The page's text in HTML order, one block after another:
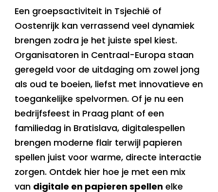
Een groepsactiviteit in Tsjechië of
Oostenrijk kan verrassend veel dynamiek
brengen zodra je het juiste spel kiest.
Organisatoren in Centraal-Europa staan
geregeld voor de uitdaging om zowel jong
als oud te boeien, liefst met innovatieve en
toegankelijke spelvormen. Of je nu een
bedrijfsfeest in Praag plant of een
familiedag in Bratislava, digitalespellen
brengen moderne flair terwijl papieren
spellen juist voor warme, directe interactie
zorgen. Ontdek hier hoe je met een mix
van digitale en papieren spellen elke